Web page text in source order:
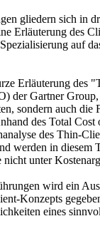
gliedern sich in
Erläuterung des
auf
Erläuterung des
der Gartner Group,
sondern auch die
des Total
des Thin-
werden in diesem
unter
wird ein
Konzepts
eines